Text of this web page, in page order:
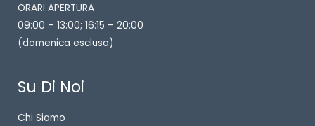
ORARI APERTURA
09:00 – 13:00; 16:15 – 20:00
(domenica esclusa)
Su Di Noi
Chi Siamo